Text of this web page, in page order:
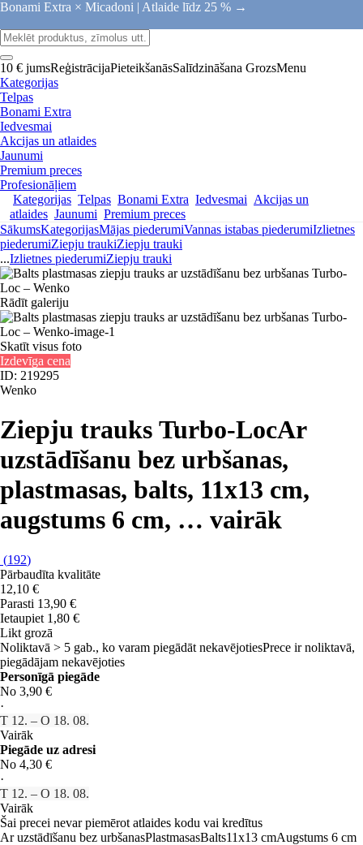
Bonami Extra × Micadoni | Atlaide līdz 25 % →
10 € jumsReģistrācijaPieteikšanāsSalīdzināšana GrozsMenu
Kategorijas
Telpas
Bonami Extra
Iedvesmai
Akcijas un atlaides
Jaunumi
Premium preces
Profesionāļiem
Kategorijas Telpas Bonami Extra Iedvesmai Akcijas un
atlaides Jaunumi Premium preces
SākumsKategorijasMājas piederumiVannas istabas piederumiIzlietnes
piederumiZiepju traukiZiepju trauki
...Izlietnes piederumiZiepju trauki
Rādīt galeriju
Skatīt visus foto
Izdevīga cena
ID: 219295
Wenko
Ziepju trauks Turbo-LocAr
uzstādīšanu bez urbšanas,
plastmasas, balts, 11x13 cm,
augstums 6 cm, … vairāk
(192)
Pārbaudīta kvalitāte
12,10 €
Parasti 13,90 €
Ietaupiet 1,80 €
Likt grozā
Noliktavā > 5 gab., ko varam piegādāt nekavējotiesPrece ir noliktavā,
piegādājam nekavējoties
Personīgā piegāde
No 3,90 €
·
T 12. – O 18. 08.
Vairāk
Piegāde uz adresi
No 4,30 €
·
T 12. – O 18. 08.
Vairāk
Šai precei nevar piemērot atlaides kodu vai kredītus
Ar uzstādīšanu bez urbšanasPlastmasasBalts11x13 cmAugstums 6 cm